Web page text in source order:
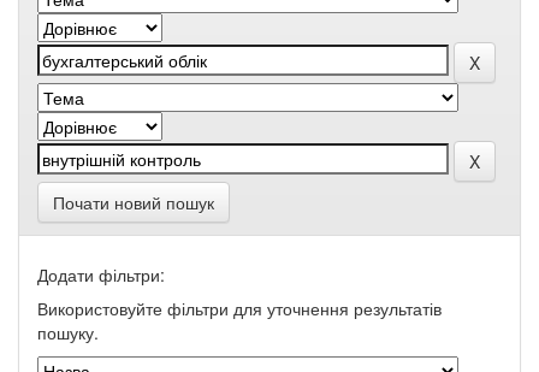
Почати новий пошук
Додати фільтри:
Використовуйте фільтри для уточнення результатів
пошуку.